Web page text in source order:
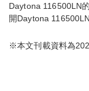
Daytona 116500LN
開Daytona
※本文刊載資料為